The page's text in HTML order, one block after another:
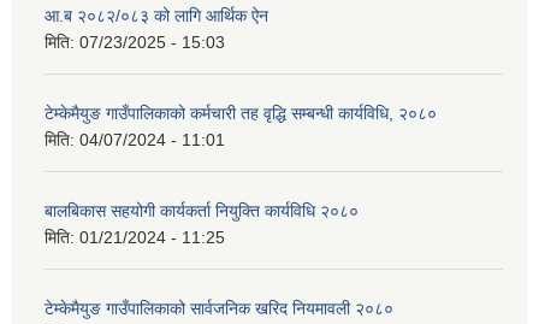
आ.ब २०८२/०८३ को लागि आर्थिक ऐन
मिति: 07/23/2025 - 15:03
टेम्केमैयुङ गाउँपालिकाको कर्मचारी तह वृद्धि सम्बन्धी कार्यविधि, २०८०
मिति: 04/07/2024 - 11:01
बालबिकास सहयोगी कार्यकर्ता नियुक्ति कार्यविधि २०८०
मिति: 01/21/2024 - 11:25
टेम्केमैयुङ गाउँपालिकाको सार्वजनिक खरिद नियमावली २०८०